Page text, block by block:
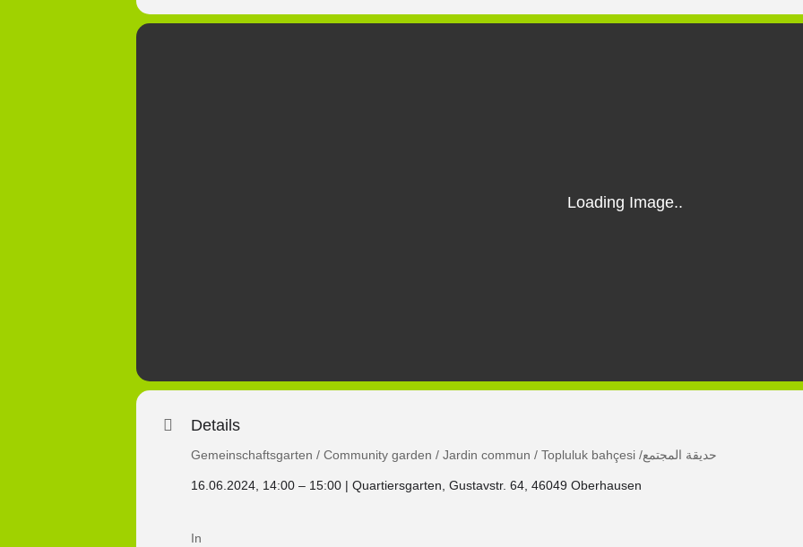
Details
Gemeinschaftsgarten / Community garden / Jardin commun / Topluluk bahçesi /حديقة المجتمع
16.06.2024, 14:00 – 15:00 | Quartiersgarten, Gustavstr. 64, 46049 Oberhausen
In